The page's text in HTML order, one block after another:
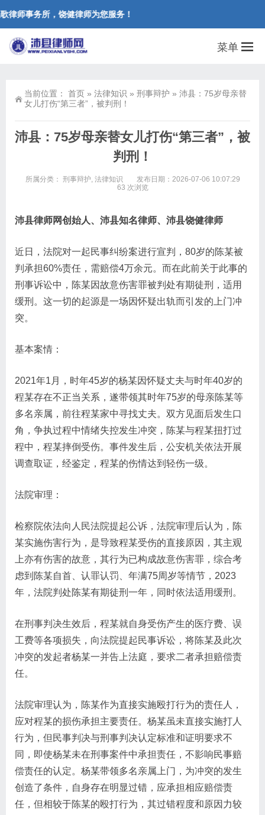
律师事务所，饶健律师为您服务！
菜单
当前位置： 首页 » 法律知识 » 刑事辩护 » 沛县：75岁母亲替
女儿打伤“第三者”，被判刑！
沛县：75岁母亲替女儿打伤“第三者”，被
判刑！
所属分类： 刑事辩护, 法律知识
发布日期：2026-07-06 10:07:29
63 次浏览
沛县律师网创始人、沛县知名律师、沛县饶健律师
近日，法院对一起民事纠纷案进行宣判，80岁的陈某被
判承担60%责任，需赔偿4万余元。而在此前关于此事的
刑事诉讼中，陈某因故意伤害罪被判处有期徒刑，适用
缓刑。这一切的起源是一场因怀疑出轨而引发的上门冲
突。
基本案情：
2021年1月，时年45岁的杨某因怀疑丈夫与时年40岁的
程某存在不正当关系，遂带领其时年75岁的母亲陈某等
多名亲属，前往程某家中寻找丈夫。双方见面后发生口
角，争执过程中情绪失控发生冲突，陈某与程某扭打过
程中，程某摔倒受伤。事件发生后，公安机关依法开展
调查取证，经鉴定，程某的伤情达到轻伤一级。
法院审理：
检察院依法向人民法院提起公诉，法院审理后认为，陈
某实施伤害行为，是导致程某受伤的直接原因，其主观
上亦有伤害的故意，其行为已构成故意伤害罪，综合考
虑到陈某自首、认罪认罚、年满75周岁等情节，2023
年，法院判处陈某有期徒刑一年，同时依法适用缓刑。
在刑事判决生效后，程某就自身受伤产生的医疗费、误
工费等各项损失，向法院提起民事诉讼，将陈某及此次
冲突的发起者杨某一并告上法庭，要求二者承担赔偿责
任。
法院审理认为，陈某作为直接实施殴打行为的责任人，
应对程某的损伤承担主要责任。杨某虽未直接实施打人
行为，但民事判决与刑事判决认定标准和证明要求不
同，即使杨某未在刑事案件中承担责任，不影响民事赔
偿责任的认定。杨某带领多名亲属上门，为冲突的发生
创造了条件，自身存在明显过错，应承担相应赔偿责
任，但相较于陈某的殴打行为，其过错程度和原因力较